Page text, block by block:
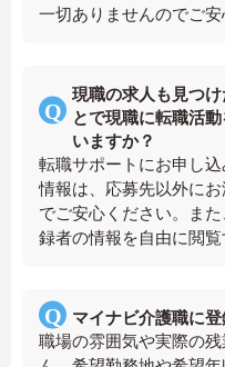
一切ありませんのでご安
現職の求人も見つ
とで現職に転職活
いますか？
転職サポートにお申し
情報は、応募先以外に
でご安心ください。ま
録者の情報を自由に閲覧
マイナビ介護職に
職場の雰囲気や実際の